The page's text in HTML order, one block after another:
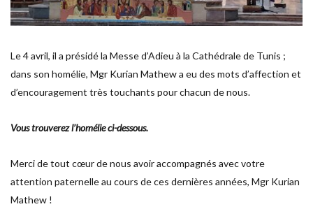
Le 4 avril, il a présidé la Messe d’Adieu à la Cathédrale de Tunis ;
dans son homélie, Mgr Kurian Mathew a eu des mots d’affection et
d’encouragement très touchants pour chacun de nous.
Vous trouverez l’homélie ci-dessous.
Merci de tout cœur de nous avoir accompagnés avec votre
attention paternelle au cours de ces dernières années, Mgr Kurian
Mathew !